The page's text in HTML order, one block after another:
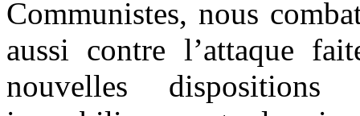
Communistes, nous
aussi contre l’attaque
nouvelles